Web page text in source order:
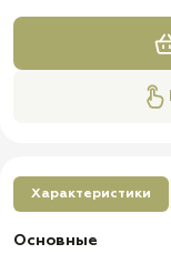
Характеристики
Основные